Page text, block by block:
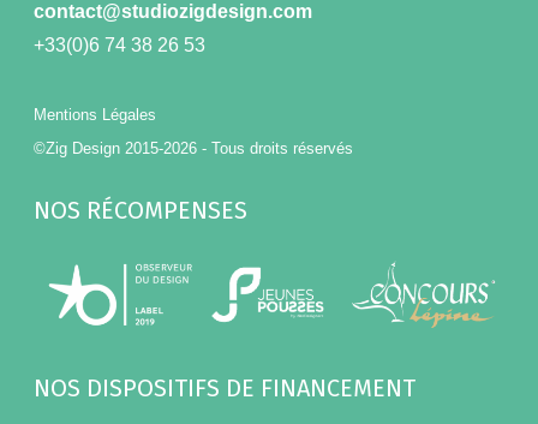
contact@studiozigdesign.com
+33(0)6 74 38 26 53
Mentions Légales
©Zig Design 2015-2026 - Tous droits réservés
NOS RÉCOMPENSES
NOS DISPOSITIFS DE FINANCEMENT